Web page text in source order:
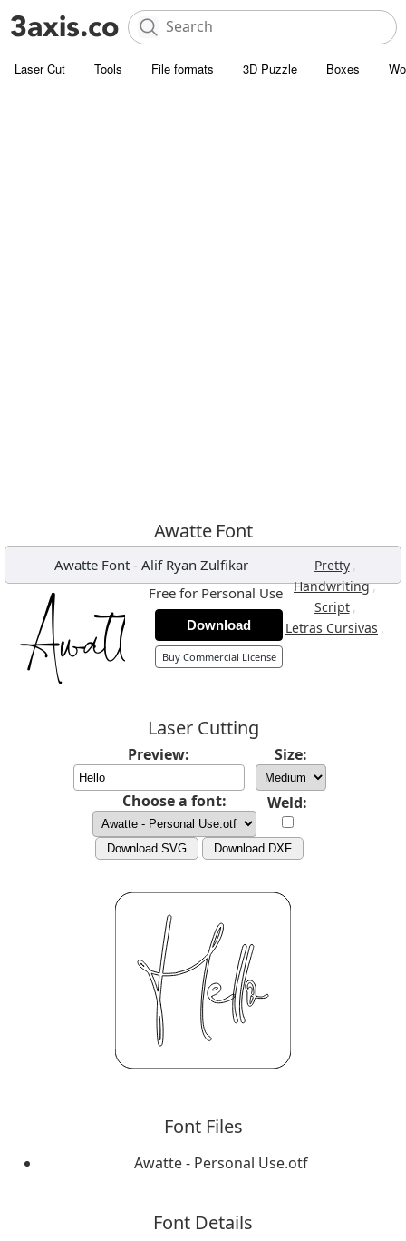
Laser Cut Tools File formats 3D Puzzle Boxes
Awatte Font
Awatte Font- Alif Ryan Zulfikar Pretty ,
Handwriting,
Script ,
Letras Cursivas ,
Free for Personal Use
Download
Buy Commercial License
Laser Cutting
Preview: Size:
Choose a font: Weld:
Download SVG Download DXF
Font Files
Awatte - Personal Use.otf
Font Details